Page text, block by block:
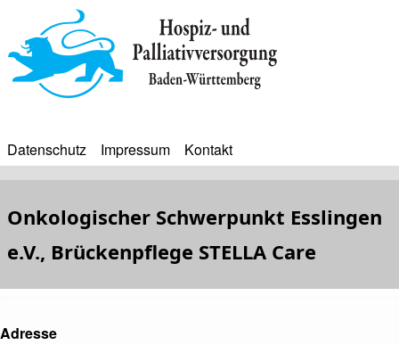
zum
Inhalt
BIP
Datenschutz Impressum Kontakt
Bürgerinfoportal
Onkologischer Schwerpunkt Esslingen
e.V., Brückenpflege STELLA Care
Adresse